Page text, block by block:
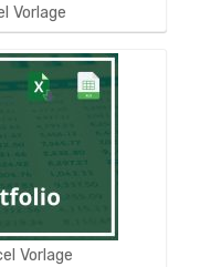
Vorlage
Vorlage